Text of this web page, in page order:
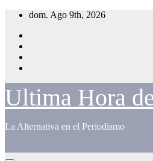
Saltar
contenido
dom. Ago 9th, 2026
Ultima Hora
La Alternativa en el Periodismo